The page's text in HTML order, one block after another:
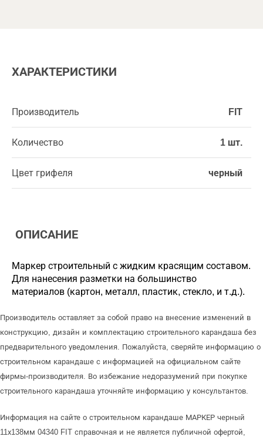
ХАРАКТЕРИСТИКИ
Производитель FIT
Количество 1 шт.
Цвет грифеля черный
ОПИСАНИЕ
Маркер строительный с жидким красящим составом.
Для нанесения разметки на большинство
материалов (картон, металл, пластик, стекло, и т.д.).
Производитель оставляет за собой право на внесение изменений в
конструкцию, дизайн и комплектацию строительного карандаша без
предварительного уведомления. Пожалуйста, сверяйте информацию о
строительном карандаше с информацией на официальном сайте
фирмы-производителя. Во избежание недоразумений при покупке
строительного карандаша уточняйте информацию у консультантов.
Информация на сайте о строительном карандаше МАРКЕР черный
11х138мм 04340 FIT справочная и не является публичной офертой,